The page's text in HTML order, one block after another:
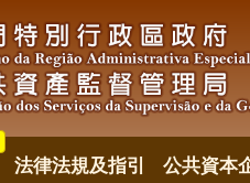
法律法規及指引 公共資本